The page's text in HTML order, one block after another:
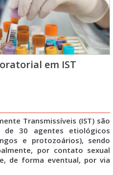
em IST
Transmissíveis (IST) são
de 30 agentes etiológicos
e protozoários), sendo
por contato sexual
de forma eventual, por via